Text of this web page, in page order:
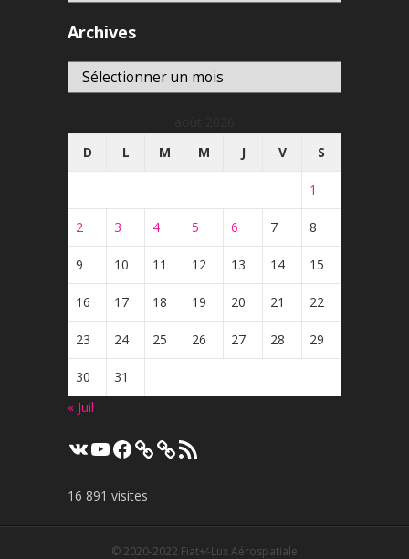
Archives
Archives
D
L M M J V S
1
2 3 4 5 6 7 8
9 10 11 12 13 14 15
16 17 18 19 20 21 22
23 24 25 26 27 28 29
30
31
« Juil
VK YouTube
Facebook Flux
RSS
16 891 visites
© 2020-2022 Fiat+⁄-Lux Aérospatiale